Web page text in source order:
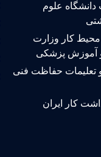
علوم
کار وزارت
آموزش پزشکی
تعلیمات حفاظت فنی
کار ایران